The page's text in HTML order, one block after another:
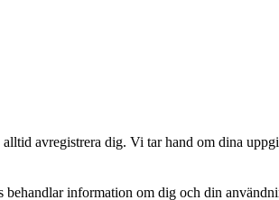
avregistrera dig. Vi tar hand om dina
information om dig och din